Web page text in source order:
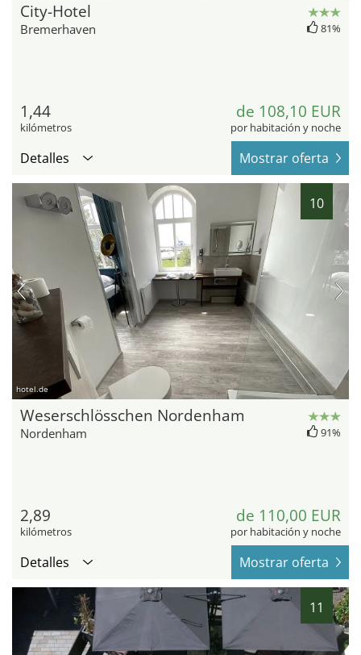
City-Hotel
Bremerhaven 81%
1,44
kilómetros
de 108,10 EUR
por habitación y noche
Detalles Mostrar oferta
10
hotel.de
Weserschlösschen Nordenham
Nordenham 91%
2,89
kilómetros
de 110,00 EUR
por habitación y noche
Detalles Mostrar oferta
11